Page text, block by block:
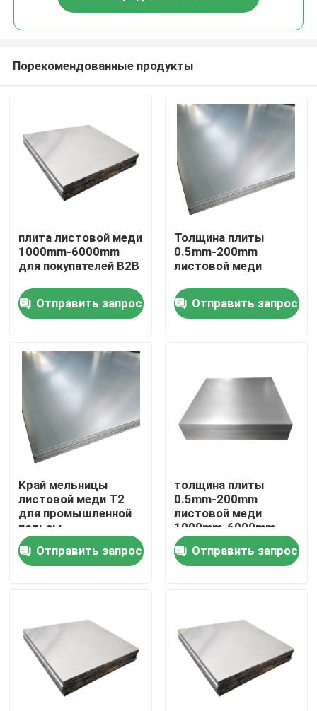
Дом
Ролики
О нас
Путешествие фабрики
Проверка качества
Свяжитесь мы
Алюминиевая плита листа
Порекомендованные продукты
плита листовой меди
1000mm-6000mm
для покупателей B2B
Отправить запрос
Толщина плиты
0.5mm-200mm
листовой меди
Отправить запрос
Край мельницы
листовой меди T2
для промышленной
пользы
Отправить запрос
толщина плиты
0.5mm-200mm
листовой меди
1000mm-6000mm
Отправить запрос